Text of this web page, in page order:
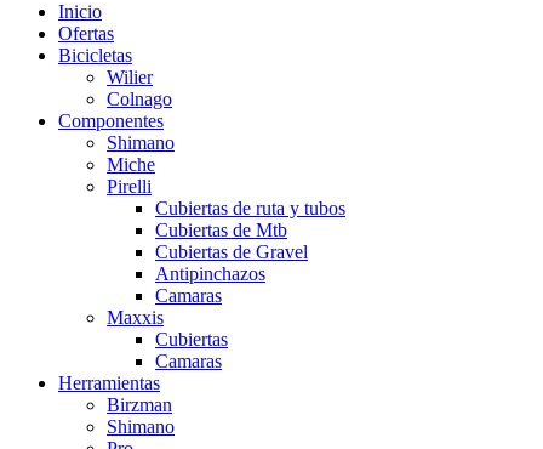
Inicio
Ofertas
Bicicletas
Wilier
Colnago
Componentes
Shimano
Miche
Pirelli
Cubiertas de ruta y tubos
Cubiertas de Mtb
Cubiertas de Gravel
Antipinchazos
Camaras
Maxxis
Cubiertas
Camaras
Herramientas
Birzman
Shimano